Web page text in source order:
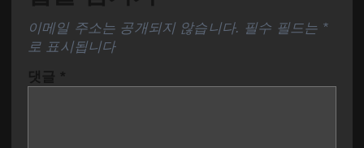
이메일 주소는 공개되지 않습니다. 필수 필드는 *
로 표시됩니다
댓글 *